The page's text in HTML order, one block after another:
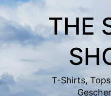
Zum
Inhalt
springen
THE
T-Shirts,